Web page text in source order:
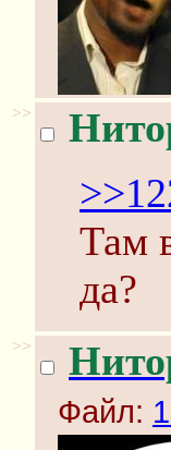
>>
Там
да?
>>
Файл: